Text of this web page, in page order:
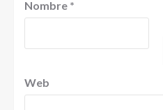
Nombre *
Web